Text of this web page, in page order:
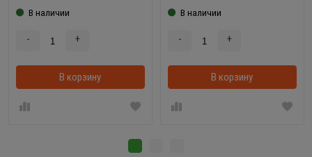
В наличии
- +
В корзину В корзинке
В наличии
- +
В корзину